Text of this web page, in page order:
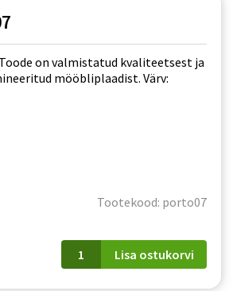
on valmistatud kvaliteetsest ja
mööbliplaadist. Värv:
Tootekood: porto07
Riiul
Porto
Lisa ostukorvi